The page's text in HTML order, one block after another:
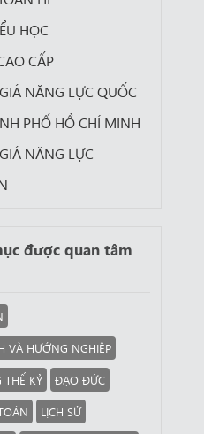
HỌC
CẤP
NĂNG LỰC QUỐC
PHỐ HỒ CHÍ MINH
NĂNG LỰC
được quan tâm
VÀ HƯỚNG NGHIỆP
THẾ KỶ
ĐẠO ĐỨC
LỊCH SỬ